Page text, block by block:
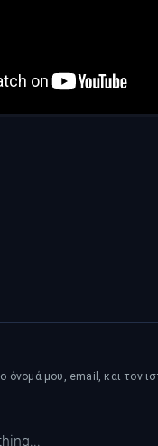
όνομά μου, email, και τον